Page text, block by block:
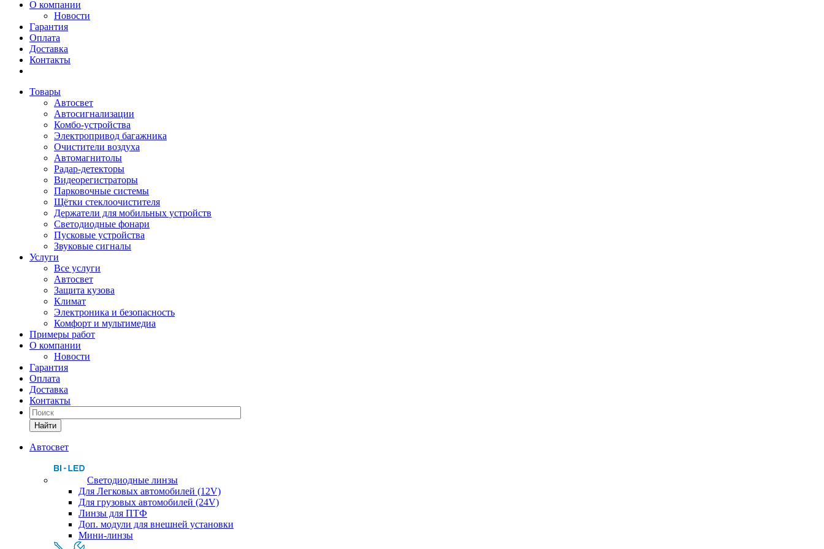
О компании
Новости
Гарантия
Оплата
Доставка
Контакты
Товары
Автосвет
Автосигнализации
Комбо-устройства
Электропривод багажника
Очистители воздуха
Автомагнитолы
Радар-детекторы
Видеорегистраторы
Парковочные системы
Щётки стеклоочистителя
Держатели для мобильных устройств
Светодиодные фонари
Пусковые устройства
Звуковые сигналы
Услуги
Все услуги
Автосвет
Защита кузова
Климат
Электроника и безопасность
Комфорт и мультимедиа
Примеры работ
О компании
Новости
Гарантия
Оплата
Доставка
Контакты
Найти
Автосвет
Светодиодные линзы
Для Легковых автомобилей (12V)
Для грузовых автомобилей (24V)
Линзы для ПТФ
Доп. модули для внешней установки
Мини-линзы